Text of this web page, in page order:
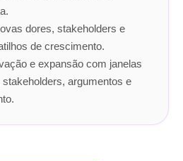
dores, stakeholders e
de crescimento.
e expansão com janelas
argumentos e